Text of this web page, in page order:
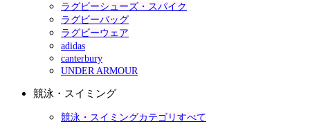
ラグビーシューズ・スパイク
ラグビーバッグ
ラグビーウェア
adidas
canterbury
UNDER ARMOUR
競泳・スイミング
競泳・スイミングカテゴリすべて